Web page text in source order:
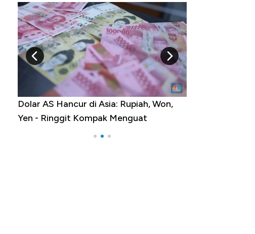
Dolar AS Hancur di Asia: Rupiah, Won,
Yen - Ringgit Kompak Menguat